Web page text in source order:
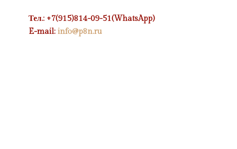
Тел.: +7(915)814-09-51(WhatsApp)
E-mail: info@p8n.ru